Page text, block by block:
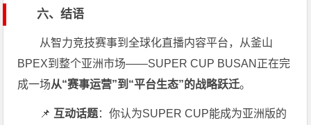
六、结语
从智力竞技赛事到全球化直播内容平台，从釜山
BPEX到整个亚洲市场——SUPER CUP BUSAN正在完
成一场从“赛事运营”到“平台生态”的战略跃迁。
📌 互动话题：你认为SUPER CUP能成为亚洲版的